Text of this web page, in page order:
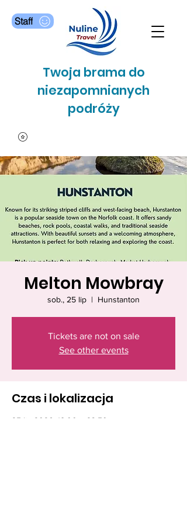
Staff
Twoja brama do
niezapomnianych
podróży
Melton Mowbray
sob., 25 lip
  |
Hunstanton
Tickets are not on sale
See other events
Czas i lokalizacja
25 lip 2026, 18:00 – 23:50